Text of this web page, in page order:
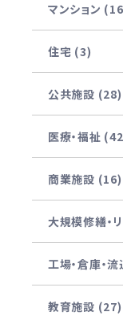
マンション
住宅 (3)
公共施設 (28)
医療・福祉
商業施設 (16)
大規模修繕・
工場・倉庫・
教育施設 (27)